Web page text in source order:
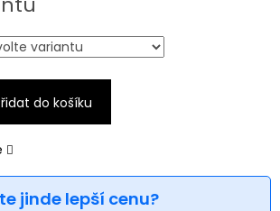
do košíku
jinde lepší cenu?